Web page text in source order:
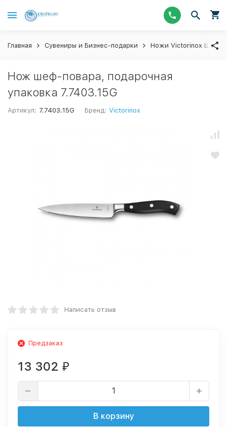
Главная Сувениры и Бизнес-подарки Ножи Victorinox
Нож шеф-повара, подарочная
упаковка 7.7403.15G
Артикул: 7.7403.15G Бренд: Victorinox
Написать отзыв
Предзаказ
13 302 ₽
В корзину